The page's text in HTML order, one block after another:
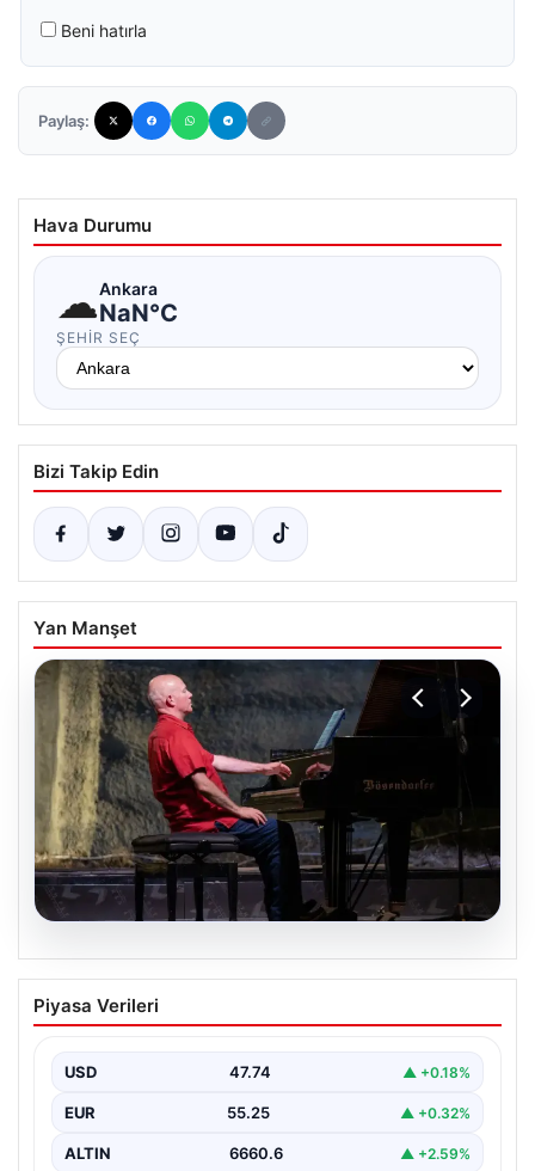
Beni hatırla
Paylaş:
Hava Durumu
☁Ankara
NaN°C
ŞEHIR SEÇ
Bizi Takip Edin
Yan Manşet
07.08.2026
23. Uluslararası Gümüşlük Müzik
Festivali’nde Charles Owen Rüzgarı
Müzik Festivali, sanatseverleri büyüleyen bir
atmosferde devam ediyor.…
Piyasa Verileri
USD 47.74 ▲ +0.18%
EUR 55.25 ▲ +0.32%
ALTIN 6660.6 ▲ +2.59%